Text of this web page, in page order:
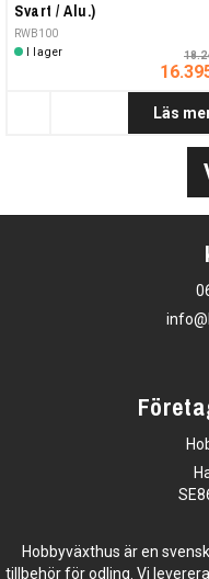
Svart / Alu.)
RWB100
I lager
Läs
Hobbyväxthus är en
tillbehör för odling. Vi